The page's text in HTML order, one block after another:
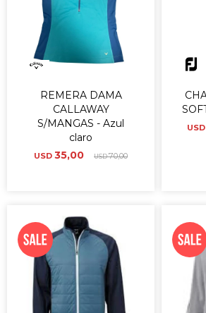
REMERA DAMA
CALLAWAY
S/MANGAS - Azul
claro
USD 35,00 USD70,00
USD